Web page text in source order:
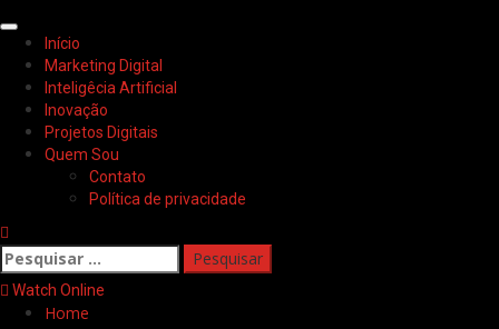
Primary
Menu
Início
Marketing Digital
Inteligêcia Artificial
Inovação
Projetos Digitais
Quem Sou
Contato
Política de privacidade
Pesquisar
por:
Watch Online
Home